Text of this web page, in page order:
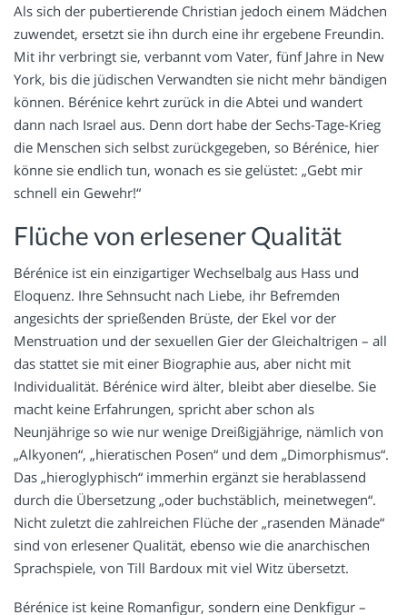
Als sich der pubertierende Christian jedoch einem Mädchen
zuwendet, ersetzt sie ihn durch eine ihr ergebene Freundin.
Mit ihr verbringt sie, verbannt vom Vater, fünf Jahre in New
York, bis die jüdischen Verwandten sie nicht mehr bändigen
können. Bérénice kehrt zurück in die Abtei und wandert
dann nach Israel aus. Denn dort habe der Sechs-Tage-Krieg
die Menschen sich selbst zurückgegeben, so Bérénice, hier
könne sie endlich tun, wonach es sie gelüstet: „Gebt mir
schnell ein Gewehr!“
Flüche von erlesener Qualität
Bérénice ist ein einzigartiger Wechselbalg aus Hass und
Eloquenz. Ihre Sehnsucht nach Liebe, ihr Befremden
angesichts der sprießenden Brüste, der Ekel vor der
Menstruation und der sexuellen Gier der Gleichaltrigen – all
das stattet sie mit einer Biographie aus, aber nicht mit
Individualität. Bérénice wird älter, bleibt aber dieselbe. Sie
macht keine Erfahrungen, spricht aber schon als
Neunjährige so wie nur wenige Dreißigjährige, nämlich von
„Alkyonen“, „hieratischen Posen“ und dem „Dimorphismus“.
Das „hieroglyphisch“ immerhin ergänzt sie herablassend
durch die Übersetzung „oder buchstäblich, meinetwegen“.
Nicht zuletzt die zahlreichen Flüche der „rasenden Mänade“
sind von erlesener Qualität, ebenso wie die anarchischen
Sprachspiele, von Till Bardoux mit viel Witz übersetzt.
Bérénice ist keine Romanfigur, sondern eine Denkfigur –